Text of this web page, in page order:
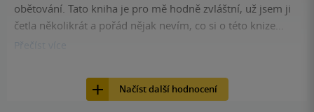
obětování. Tato kniha je pro mě hodně zvláštní, už jsem ji
četla několikrát a pořád nějak nevím, co si o této knize
vlastně myslet.
Přečíst
Načíst další hodnocení